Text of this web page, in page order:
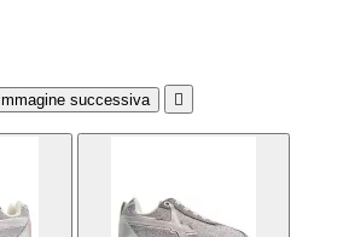
Immagine successiva 